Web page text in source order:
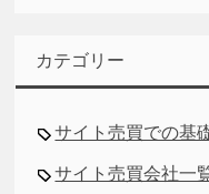
カテゴリー
サイト売買での基
サイト売買会社一